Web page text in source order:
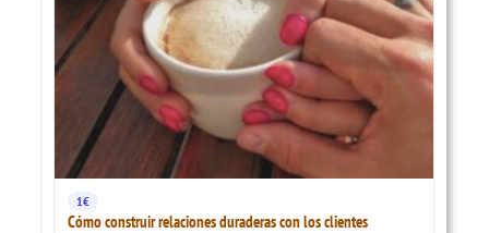
1€
Cómo construir relaciones duraderas con los clientes